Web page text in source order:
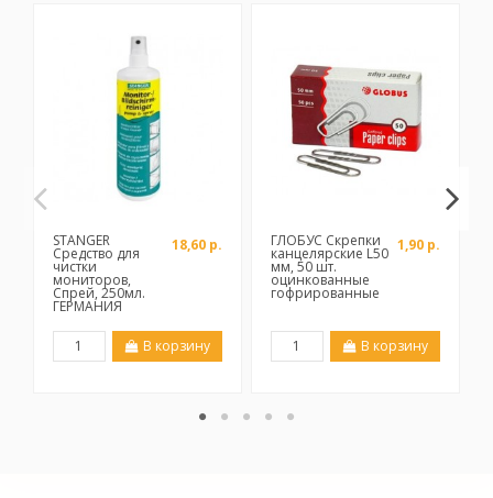
STANGER
Средство для
чистки
мониторов,
Спрей, 250мл.
ГЕРМАНИЯ
18,60 р.
В корзину
ГЛОБУС Скрепки
канцелярские L50
мм, 50 шт.
оцинкованные
гофрированные
1,90 р.
В корзину